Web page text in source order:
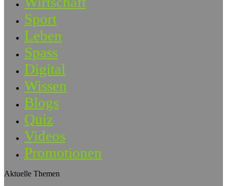
Sport
Leben
Spass
Digital
Wissen
Blogs
Quiz
Videos
Promotionen
Aktuelle Themen